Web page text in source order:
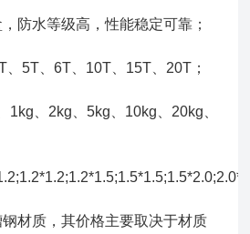
防水等级高，性能稳定可靠；
5T、6T、10T、15T、20T；
1kg、2kg、5kg、10kg、20kg、
材质，其价格主要取决于材质